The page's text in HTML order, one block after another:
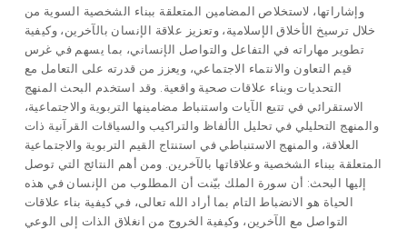
وإشاراتها، لاستخلاص المضامين المتعلقة ببناء الشخصية السوية من
خلال ترسيخ الأخلاق الإسلامية، وتعزيز علاقة الإنسان بالآخرين، وكيفية
تطوير مهاراته في التفاعل والتواصل الإنساني، بما يسهم في غرس
قيم التعاون والانتماء الاجتماعي، ويعزز من قدرته على التعامل مع
التحديات وبناء علاقات صحية واقعية. وقد استخدم البحث المنهج
الاستقرائي في تتبع الآيات واستنباط مضامينها التربوية والاجتماعية،
والمنهج التحليلي في تحليل الألفاظ والتراكيب والسياقات القرآنية ذات
العلاقة، والمنهج الاستنباطي في استنتاج القيم التربوية والاجتماعية
المتعلقة ببناء الشخصية وعلاقاتها بالآخرين. ومن أهم النتائج التي توصل
إليها البحث: أن سورة الملك بيّنت أن المطلوب من الإنسان في هذه
الحياة هو الانضباط التام بما أراد الله تعالى، في كيفية بناء علاقات
التواصل مع الآخرين، وكيفية الخروج من انغلاق الذات إلى الوعي